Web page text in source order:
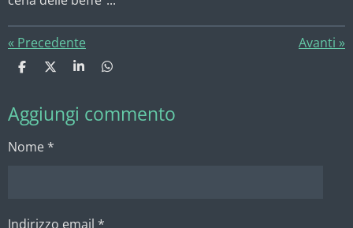
« Precedente Avanti »
C
d
i
i
C
d
i
i
C
d
i
C
d
i
Aggiungi commento
Nome *
Indirizzo email *